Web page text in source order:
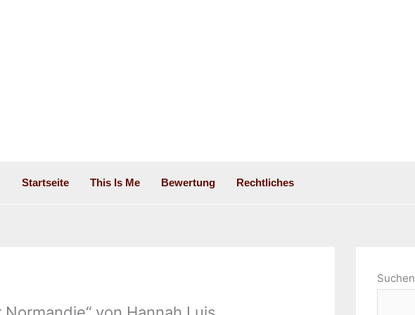
Startseite This Is Me Bewertung Rechtliches
Suchen